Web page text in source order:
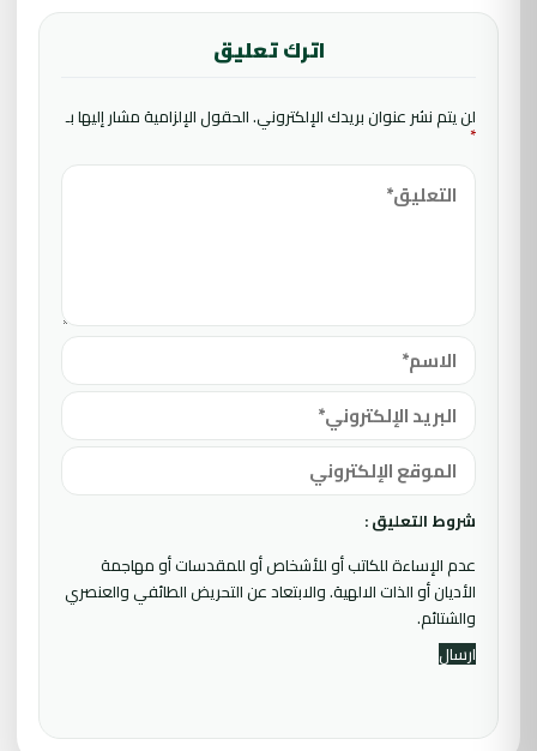
اترك تعليق
لن يتم نشر عنوان بريدك الإلكتروني.الحقول الإلزامية مشار إليها بـ
*
شروط التعليق :
عدم الإساءة للكاتب أو للأشخاص أو للمقدسات أو مهاجمة
الأديان أو الذات الالهية. والابتعاد عن التحريض الطائفي والعنصري
والشتائم.